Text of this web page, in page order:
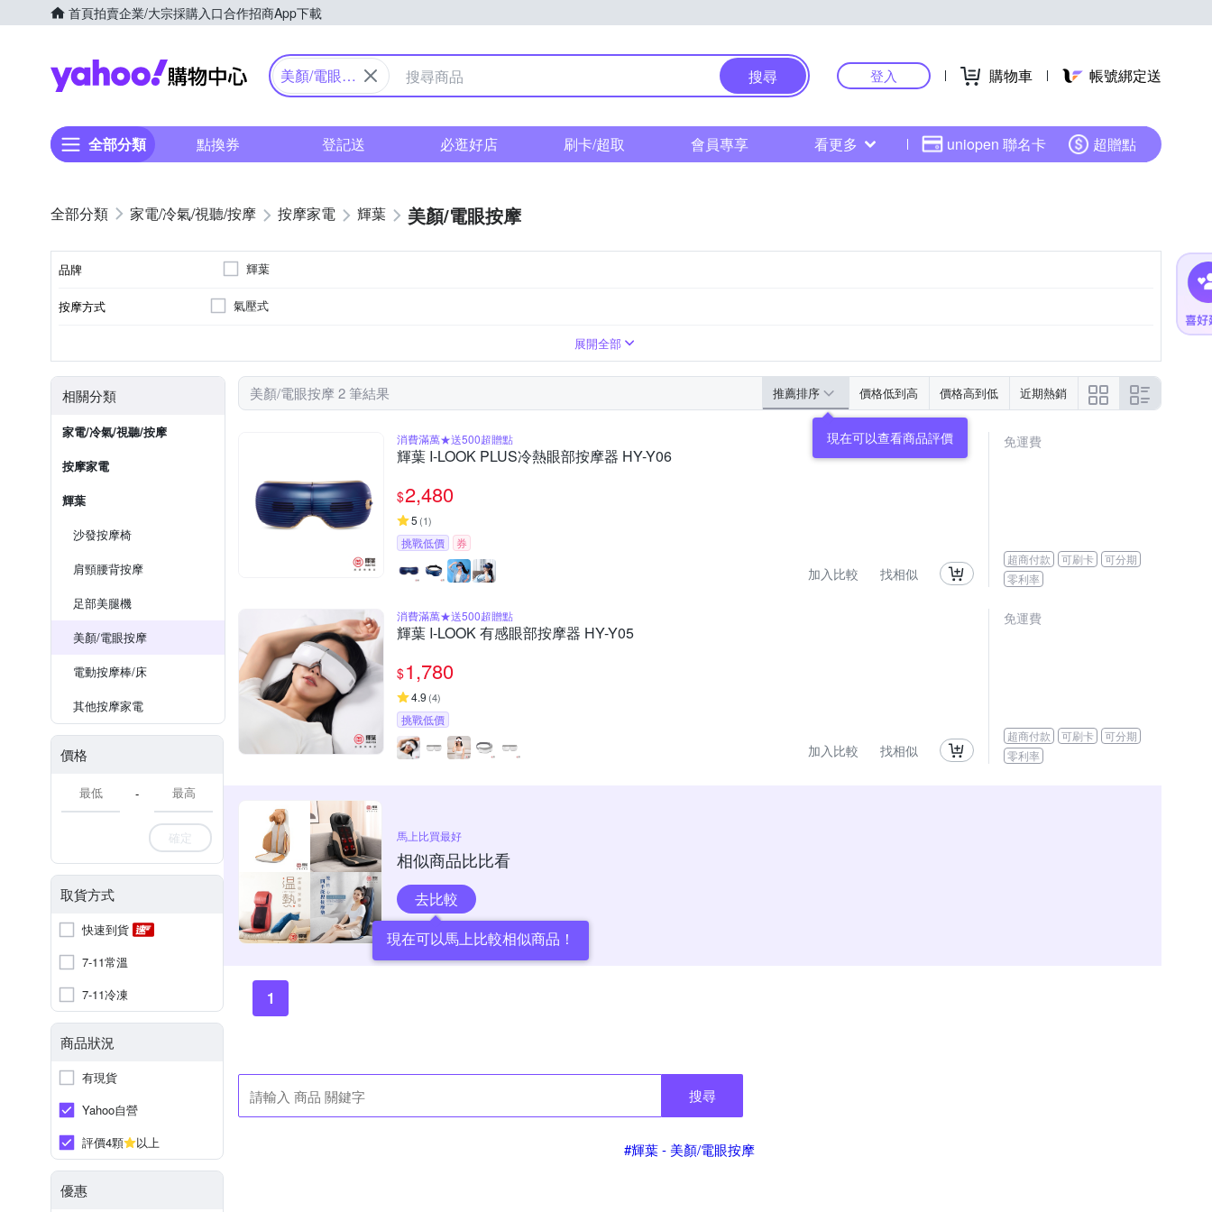
首頁拍賣企業/大宗採購入口合作招商App下載
Yahoo購物中心
美顏/電眼按
搜尋 登入 購物車 帳號綁定送
全部分類 點換券 登記送 必逛好店 刷卡/超取 會員專享 看更多 uniopen 聯名卡 超贈點
家電/冷氣/視聽/按摩 按摩家電 輝葉 美顏/電眼按摩
品牌 輝葉
按摩方式 氣壓式
展開全部
相關分類
家電/冷氣/視聽/按摩
按摩家電
輝葉
沙發按摩椅
肩頸腰背按摩
足部美腿機
美顏/電眼按摩
電動按摩棒/床
其他按摩家電
價格
-
確定
取貨方式
快速到貨
7-11常溫
7-11冷凍
商品狀況
有現貨
Yahoo自營
評價4顆
以上
優惠
美顏/電眼按摩 2 筆結果 推薦排序 價格低到高 價格高到低 近期熱銷
現在可以查看商品評價
消費滿萬★送500超贈點
輝葉 I-LOOK PLUS冷熱眼部按摩器 HY-Y06
$2,480
5 (1)
挑戰低價 券
加入比較 找相似
免運費
超商付款 可刷卡
可分期
零利率
消費滿萬★送500超贈點
輝葉 I-LOOK 有感眼部按摩器 HY-Y05
$1,780
4.9 (4)
挑戰低價
加入比較 找相似
免運費
超商付款 可刷卡
可分期
零利率
馬上比買最好
相似商品比比看
去比較
現在可以馬上比較相似商品！
1
搜尋
#輝葉 - 美顏/電眼按摩